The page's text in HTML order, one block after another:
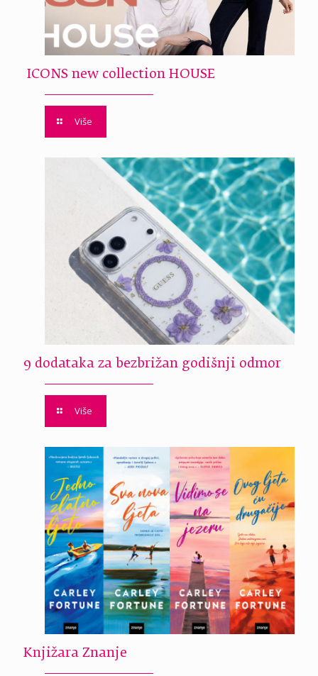
ICONS new collection HOUSE
Više
9 dodataka za bezbrižan godišnji odmor
Više
Knjižara Znanje